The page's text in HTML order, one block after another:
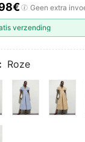
AND
Geen extra
verzending
Roze